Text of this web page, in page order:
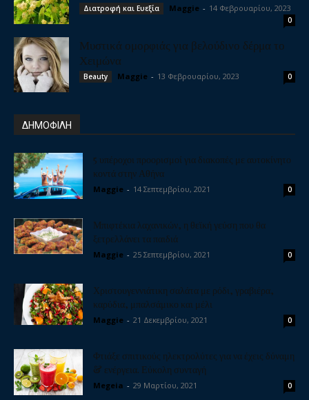
Διατροφή και Ευεξία Maggie - 14 Φεβρουαρίου, 2023
0
Μυστικά ομορφιάς για βελούδινο δέρμα το
Χειμώνα
Beauty Maggie - 13 Φεβρουαρίου, 2023 0
ΔΗΜΟΦΙΛΗ
5 υπέροχοι προορισμοί για διακοπές με αυτοκίνητο
κοντά στην Αθήνα
Maggie - 14 Σεπτεμβρίου, 2021 0
Μπιφτέκια λαχανικών, η θεϊκή γεύση που θα
ξετρελλάνει τα παιδιά
Maggie - 25 Σεπτεμβρίου, 2021 0
Χριστουγεννιάτικη σαλάτα με ρόδι, γραβιέρα,
καρύδια, μπαλσάμικο και μέλι
Maggie - 21 Δεκεμβρίου, 2021 0
Φτιάξε σπιτικούς ηλεκτρολύτες για να έχεις δύναμη
& ενέργεια. Εύκολη συνταγή
Megeia - 29 Μαρτίου, 2021 0